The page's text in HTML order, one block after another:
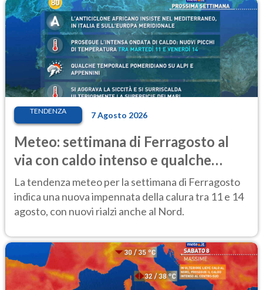
TENDENZA 7 Agosto 2026
Meteo: settimana di Ferragosto al
via con caldo intenso e qualche
temporale
La tendenza meteo per la settimana di Ferragosto
indica una nuova impennata della calura tra 11 e 14
agosto, con nuovi rialzi anche al Nord.